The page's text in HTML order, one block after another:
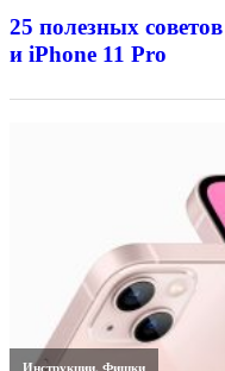
25 полезных
и iPhone 11 Pro
Инструкции,Фишки